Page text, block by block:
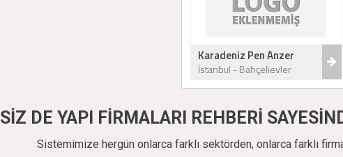
Karadeniz Pen Anzer
İstanbul - Bahçelievler
SİZ DE YAPI FİRMALARI REHBERİ
Sistemimize hergün onlarca farklı sektörden, onlarca farklı